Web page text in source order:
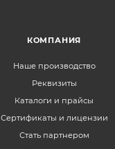
КОМПАНИЯ
Наше производство
Реквизиты
Каталоги и прайсы
Сертификаты и лицензии
Стать партнером